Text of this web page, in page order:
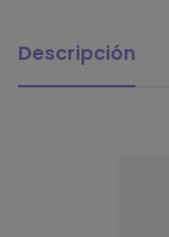
Descripción